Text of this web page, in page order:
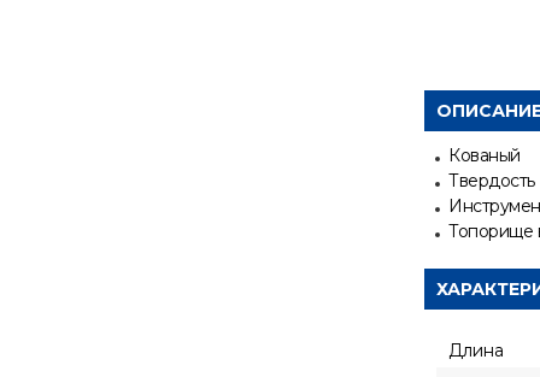
Кованый
Твердость
Топорище
Длина